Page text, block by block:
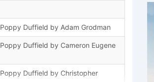
Duffield by Adam Grodman
Duffield by Cameron Eugene
Duffield by Christopher